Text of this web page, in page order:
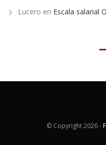
Lucero en Escala salarial
© Copyright2026 -